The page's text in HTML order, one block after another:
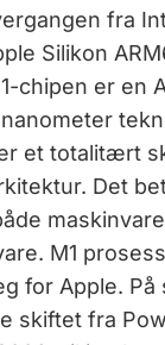
fra
Silikon
chipen er en
et totalitært
Det
M1
for Apple. På
skiftet fra